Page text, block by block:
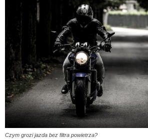
Czym grozi jazda bez filtra powietrza?